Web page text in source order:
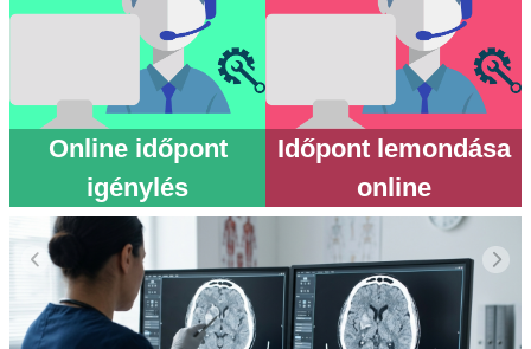
Online időpont
igénylés
Időpont lemondása
online